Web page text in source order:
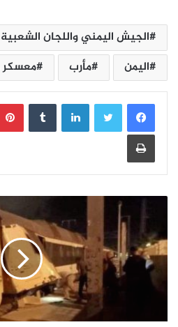
الجيش اليمني واللجان الشعبية
اليمن
مأرب
لينكدإن
طباعة